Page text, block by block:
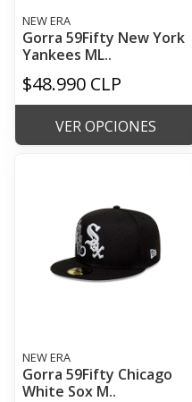
NEW ERA
Gorra 59Fifty New York
Yankees ML..
$48.990 CLP
VER OPCIONES
NEW ERA
Gorra 59Fifty Chicago
White Sox M..